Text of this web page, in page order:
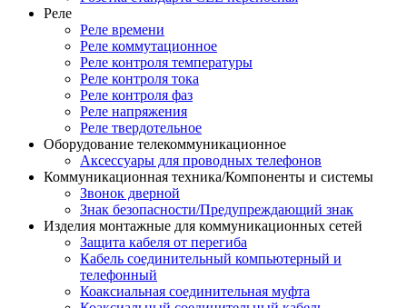
Реле
Реле времени
Реле коммутационное
Реле контроля температуры
Реле контроля тока
Реле контроля фаз
Реле напряжения
Реле твердотельное
Оборудование телекоммуникационное
Аксессуары для проводных телефонов
Коммуникационная техника/Компоненты и системы
Звонок дверной
Знак безопасности/Предупреждающий знак
Изделия монтажные для коммуникационных сетей
Защита кабеля от перегиба
Кабель соединительный компьютерный и
телефонный
Коаксиальная соединительная муфта